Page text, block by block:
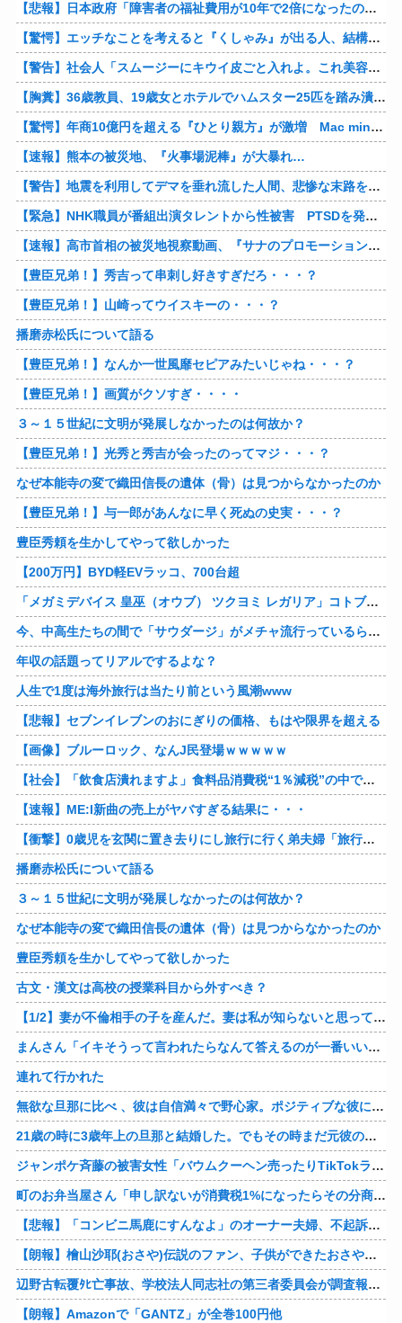
【悲報】日本政府「障害者の福祉費用が10年で2倍になったので抑制します」
【驚愕】エッチなことを考えると『くしゃみ』が出る人、結構いると判明
【警告】社会人「スムージーにキウイ皮ごと入れよ。これ美容にいいんだよね〜」→ 結果…
【胸糞】36歳教員、19歳女とホテルでハムスター25匹を踏み潰すなどして逮捕
【驚愕】年商10億円を超える『ひとり親方』が激増 Mac miniを大量購入しAIを従業員に
【速報】熊本の被災地、『火事場泥棒』が大暴れ…
【警告】地震を利用してデマを垂れ流した人間、悲惨な末路を迎える…
【緊急】NHK職員が番組出演タレントから性被害 PTSDを発症し休職へ
【速報】高市首相の被災地視察動画、『サナのプロモーションビデオ』すぎて炎上
【豊臣兄弟！】秀吉って串刺し好きすぎだろ・・・？
【豊臣兄弟！】山崎ってウイスキーの・・・？
播磨赤松氏について語る
【豊臣兄弟！】なんか一世風靡セピアみたいじゃね・・・？
【豊臣兄弟！】画質がクソすぎ・・・・
３～１５世紀に文明が発展しなかったのは何故か？
【豊臣兄弟！】光秀と秀吉が会ったのってマジ・・・？
なぜ本能寺の変で織田信長の遺体（骨）は見つからなかったのか
【豊臣兄弟！】与一郎があんなに早く死ぬの史実・・・？
豊臣秀頼を生かしてやって欲しかった
【200万円】BYD軽EVラッコ、700台超
「メガミデバイス 皇巫（オウブ） ツクヨミ レガリア」コトブキヤデビュー…
今、中高生たちの間で「サウダージ」がメチャ流行っているらしい
年収の話題ってリアルでするよな？
人生で1度は海外旅行は当たり前という風潮www
【悲報】セブンイレブンのおにぎりの価格、もはや限界を超える
【画像】ブルーロック、なんJ民登場ｗｗｗｗｗ
【社会】「飲食店潰れますよ」食料品消費税“1％減税”の中で上がる懸念 外食は10％で“9％”差に…一方で対象の弁当店でも悲痛な声「値下げできない…」
【速報】ME:I新曲の売上がヤバすぎる結果に・・・
【衝撃】0歳児を玄関に置き去りにし旅行に行く弟夫婦「旅行中、1ヶ月世話しろw」18年後に返せと言われ「お前らの子供、捨てたよ?」「は!?」
播磨赤松氏について語る
３～１５世紀に文明が発展しなかったのは何故か？
なぜ本能寺の変で織田信長の遺体（骨）は見つからなかったのか
豊臣秀頼を生かしてやって欲しかった
古文・漢文は高校の授業科目から外すべき？
【1/2】妻が不倫相手の子を産んだ。妻は私が知らないと思っている。遠方のため会うのは年に数回程度だが、今も不倫相手とは切れていない。そしてまもなく妻は不倫相手に会いに行く…
まんさん「イキそうって言われたらなんて答えるのが一番いい？」
連れて行かれた
無欲な旦那に比べ 、彼は自信満々で野心家。ポジティブな彼に惹かれバイト後や休みの日に会うようになり、男女の関係になるまで時間はいらなかった… だが彼はただのバカだったｗ
21歳の時に3歳年上の旦那と結婚した。でもその時まだ元彼のこと忘れられなくて、元彼の再アタックに負けて浮気しちゃって… でも結局ばれて旦那の辛そうな姿見て初めて後悔した…
ジャンポケ斉藤の被害女性「バウムクーヘン売ったりTikTokライブしててムカついたから示談しなかった」
町のお弁当屋さん「申し訳ないが消費税1%になったらその分商品代を値上げするわ」 「うちも！」
【悲報】「コンビニ馬鹿にすんなよ」のオーナー夫婦、不起訴ｗｗｗｗｗｗｗｗ
【朗報】檜山沙耶(おさや)伝説のファン、子供ができたおさやへの正直な気持ちを語るｗ
辺野古転覆ﾀﾋ亡事故、学校法人同志社の第三者委員会が調査報告書を公表 … 安全配慮義務違反や安全管理に関する検証を妨げた組織風土の存在を指摘
【朗報】Amazonで「GANTZ」が全巻100円他